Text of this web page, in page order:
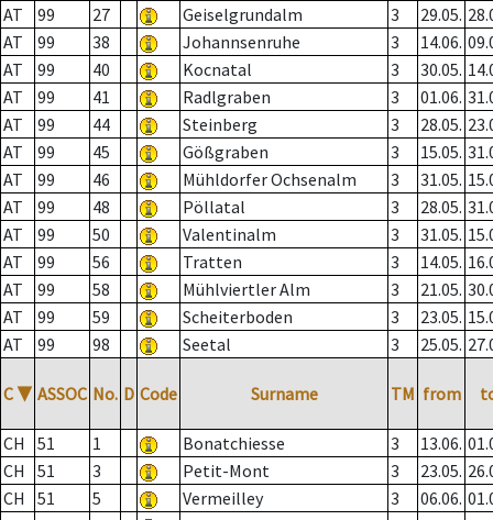
AT
99 27 Geiselgrundalm 3 29.05.
AT
99 38 Johannsenruhe 3 14.06.
AT
99 40 Kocnatal 3 30.05.
AT
99 41 Radlgraben 3 01.06.
AT
99 44 Steinberg 3 28.05.
AT
99 45 Gößgraben 3 15.05.
AT
99 46 Mühldorfer Ochsenalm 3 31.05.
AT
99 48 Pöllatal 3 28.05.
AT
99 50 Valentinalm 3 31.05.
AT
99 56 Tratten 3 14.05.
AT
99 58 Mühlviertler Alm 3 21.05.
AT
99 59 Scheiterboden 3 23.05.
AT
99 98 Seetal 3 25.05.
C ▼ ASSOC No. D Code Surname TM from
CH 51 1 Bonatchiesse 3 13.06.
CH
51 3 Petit-Mont 3 23.05.
CH
51 5 Vermeilley 3 06.06.